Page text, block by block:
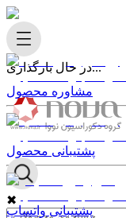
در حال بارگذاری...
✖
مشاوره محصول
پشتیبانی محصول
پشتیبانی واتساپ